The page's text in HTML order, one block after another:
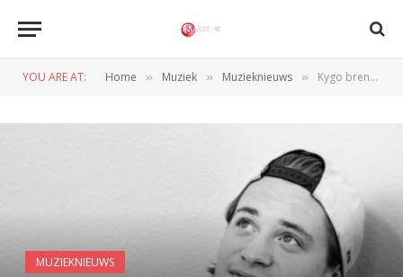
YOU ARE AT: Home » Muziek » Muzieknieuws » Kygo brengt langverwachte debuutalbum ‘Cloud Nine’ uit
MUZIEKNIEUWS